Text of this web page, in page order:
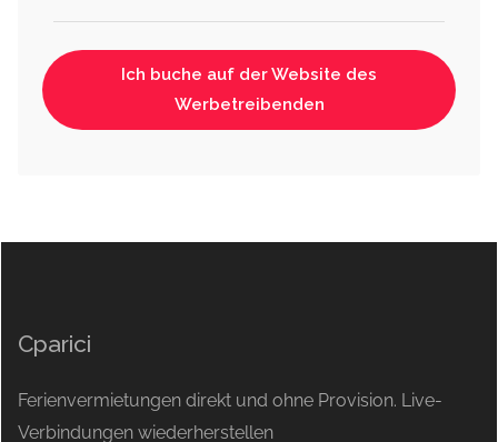
Ich buche auf der Website des
Werbetreibenden
Cparici
Ferienvermietungen direkt und ohne Provision. Live-
Verbindungen wiederherstellen